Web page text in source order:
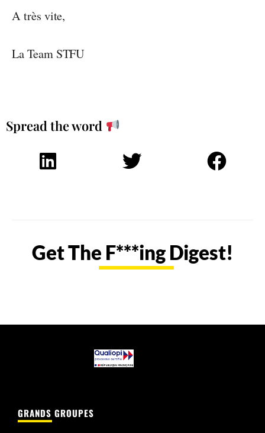
A très vite,
La Team STFU
Spread the word
Get The F***ing Digest!
GRANDS GROUPES